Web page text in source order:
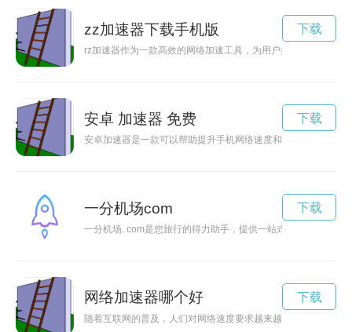
zz加速器下载手机版
rz加速器作为一款高效的网络加速工具，为用户提供快速稳定
下载
安卓 加速器 免费
安卓加速器是一款可以帮助提升手机网络速度和性能的应用软
下载
一分机场com
一分机场. com是您旅行的得力助手，提供一站式在线机场服务
下载
网络加速器哪个好
随着互联网的普及，人们对网络速度要求越来越高。网盒加速
下载